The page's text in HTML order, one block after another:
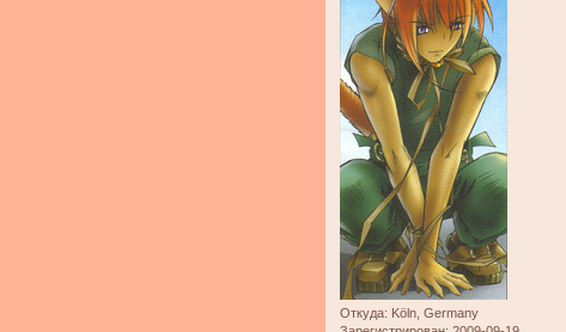
Откуда: Köln, Germany